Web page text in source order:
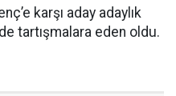
karşı aday adaylık
tartışmalara eden oldu.